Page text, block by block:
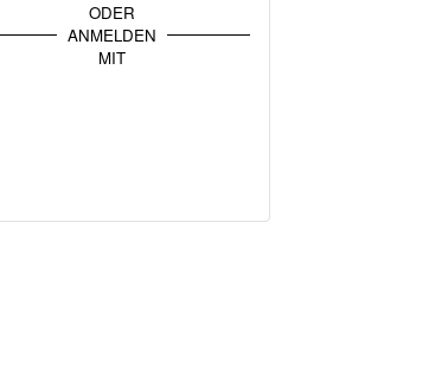
ODER
ANMELDEN
MIT